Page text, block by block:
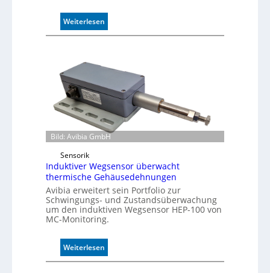
Weiterlesen:
P
f
r
o
d
u
m
i
t
2
0
u
n
d
4
Bild: Avibia GmbH
Sensorik
Induktiver Wegsensor überwacht
thermische Gehäusedehnungen
Avibia erweitert sein Portfolio zur
Schwingungs- und Zustandsüberwachung
um den induktiven Wegsensor HEP-100 von
MC-Monitoring.
Weiterlesen:
I